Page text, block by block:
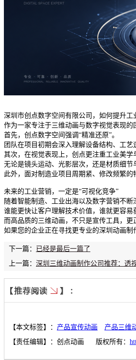
深圳市创点数字空间有限公司，如何提升工
作为一家专注于三维动画与数字视觉表现
首先，创点数字空间强调“精准还原”。
团队在项目初期会深入理解设备结构、工
其次，在视觉表现上，创点更注重工业美学
无论是镜头运动、光影层次，还是材质细节
此外，面对制造业项目周期紧、修改频繁
未来的工业营销，一定是“可视化竞争”
随着智能制造、工业出海以及数字营销不断
谁能更快让客户理解技术价值，谁就更容易
而高品质的三维动画，不只是宣传工具，更
如果您的企业正在寻找更专业的深圳动画
下一篇：
已经是最后一篇了
上一篇： 深圳三维动画制作公司推荐：透
【本文标签】： 产品宣传动画 产品三维
【责任编辑】： 创点动画 版权所有：